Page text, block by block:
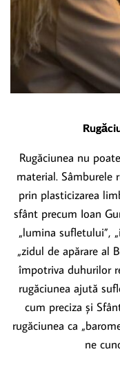
Rugăciunea nu
material. Sâmburele
prin plasticizarea
sfânt precum Ioan
„lumina sufletului”,
„zidul de apărare al
împotriva duhurilor
rugăciunea ajută
cum preciza și
rugăciunea ca
ne